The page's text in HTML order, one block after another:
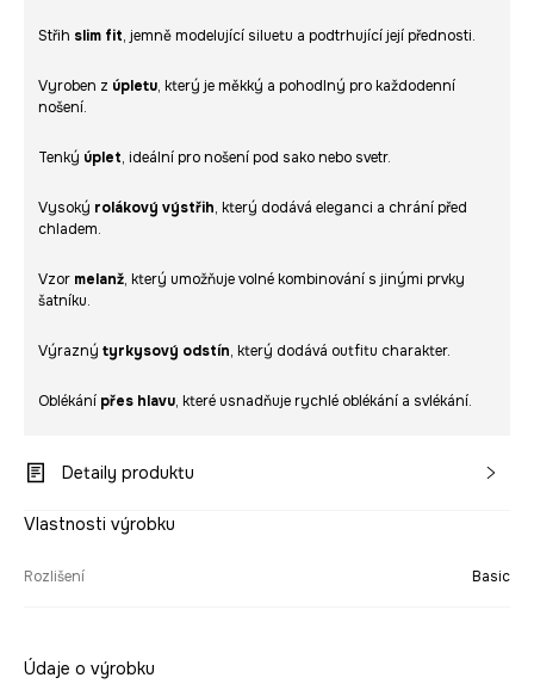
Střih slim fit, jemně modelující siluetu a podtrhující její přednosti.
Vyroben z úpletu, který je měkký a pohodlný pro každodenní
nošení.
Tenký úplet, ideální pro nošení pod sako nebo svetr.
Vysoký rolákový výstřih, který dodává eleganci a chrání před
chladem.
Vzor melanž, který umožňuje volné kombinování s jinými prvky
šatníku.
Výrazný tyrkysový odstín, který dodává outfitu charakter.
Oblékání přes hlavu, které usnadňuje rychlé oblékání a svlékání.
Detaily produktu
Vlastnosti výrobku
Rozlišení Basic
Údaje o výrobku